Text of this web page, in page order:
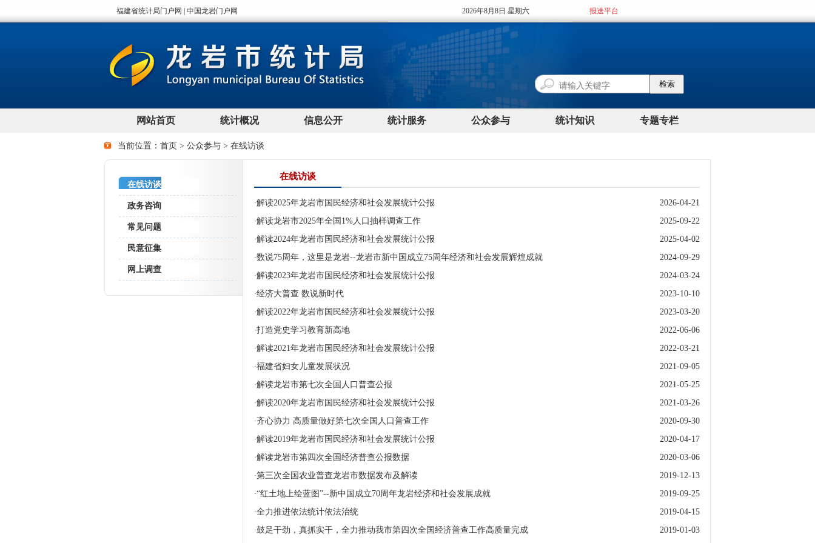
当前位置： 首页 > 公众参与 > 在线访谈
在线访谈
政务咨询
常见问题
民意征集
网上调查
在线访谈
·解读2025年龙岩市国民经济和社会发展统计公报 2026-04-21
·解读龙岩市2025年全国1%人口抽样调查工作 2025-09-22
·解读2024年龙岩市国民经济和社会发展统计公报 2025-04-02
·数说75周年，这里是龙岩--龙岩市新中国成立75周年经济和社会发展辉煌成就 2024-09-29
·解读2023年龙岩市国民经济和社会发展统计公报 2024-03-24
·经济大普查 数说新时代 2023-10-10
·解读2022年龙岩市国民经济和社会发展统计公报 2023-03-20
·打造党史学习教育新高地 2022-06-06
·解读2021年龙岩市国民经济和社会发展统计公报 2022-03-21
·福建省妇女儿童发展状况 2021-09-05
·解读龙岩市第七次全国人口普查公报 2021-05-25
·解读2020年龙岩市国民经济和社会发展统计公报 2021-03-26
·齐心协力 高质量做好第七次全国人口普查工作 2020-09-30
·解读2019年龙岩市国民经济和社会发展统计公报 2020-04-17
·解读龙岩市第四次全国经济普查公报数据 2020-03-06
·第三次全国农业普查龙岩市数据发布及解读 2019-12-13
·“红土地上绘蓝图”--新中国成立70周年龙岩经济和社会发展成就 2019-09-25
·全力推进依法统计依法治统 2019-04-15
·鼓足干劲，真抓实干，全力推动我市第四次全国经济普查工作高质量完成 2019-01-03